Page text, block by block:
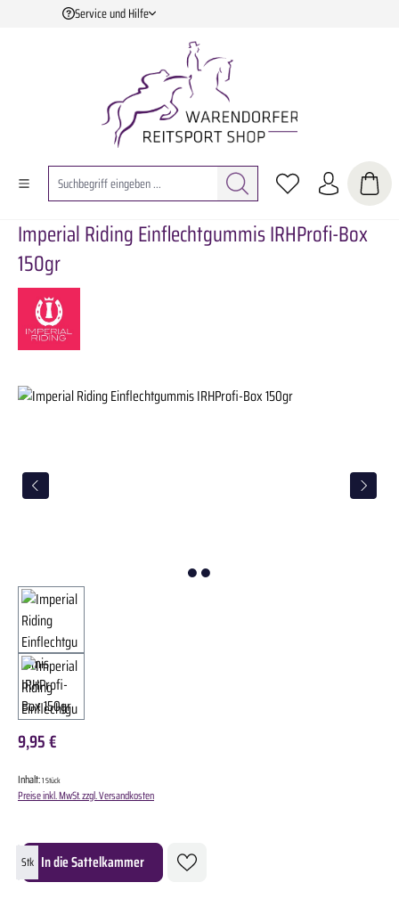
Zum Hauptinhalt springen
Service und Hilfe
Imperial Riding Einflechtgummis IRHProfi-Box
150gr
Bildergalerie überspringen
9,95 €
Inhalt:1 Stück
Preise inkl. MwSt. zzgl. Versandkosten
Produkt Anzahl: Gib den gewünschten Wert ein oder benutze die Schaltflächen um die
Stk In die Sattelkammer